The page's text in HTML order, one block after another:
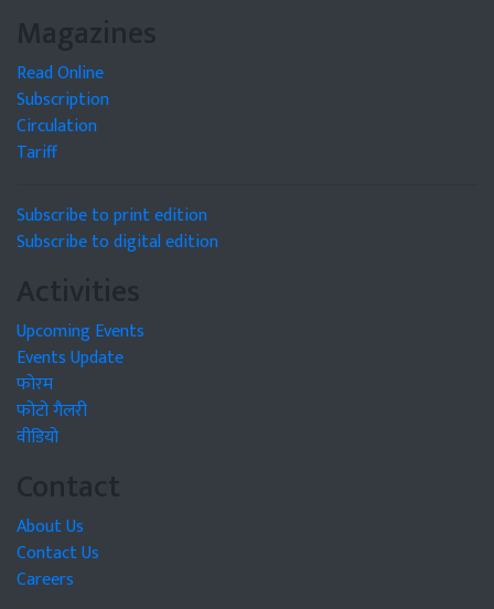
Magazines
Read Online
Subscription
Circulation
Tariff
Subscribe to print edition
Subscribe to digital edition
Activities
Upcoming Events
Events Update
फोरम
फोटो गैलरी
वीडियो
Contact
About Us
Contact Us
Careers